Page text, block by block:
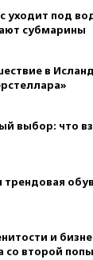
уходит под
субмарины
в
выбор: что
трендовая
и
со второй